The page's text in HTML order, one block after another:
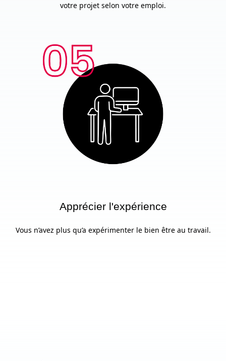
votre projet selon votre emploi.
Apprécier l'expérience
Vous n’avez plus qu’a expérimenter le bien être au travail.